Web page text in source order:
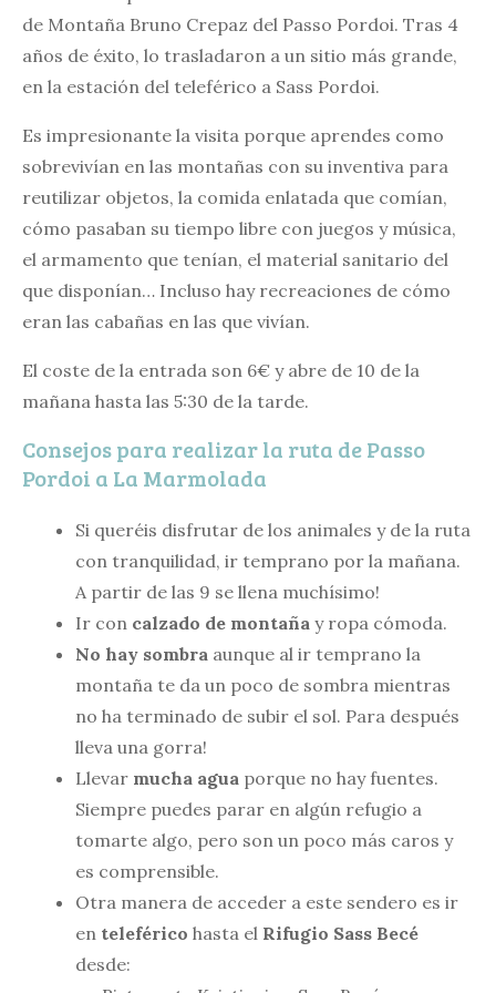
de Montaña Bruno Crepaz del Passo Pordoi. Tras 4
años de éxito, lo trasladaron a un sitio más grande,
en la estación del teleférico a Sass Pordoi.
Es impresionante la visita porque aprendes como
sobrevivían en las montañas con su inventiva para
reutilizar objetos, la comida enlatada que comían,
cómo pasaban su tiempo libre con juegos y música,
el armamento que tenían, el material sanitario del
que disponían… Incluso hay recreaciones de cómo
eran las cabañas en las que vivían.
El coste de la entrada son 6€ y abre de 10 de la
mañana hasta las 5:30 de la tarde.
Consejos para realizar la ruta de Passo
Pordoi a La Marmolada
Si queréis disfrutar de los animales y de la ruta
con tranquilidad, ir temprano por la mañana.
A partir de las 9 se llena muchísimo!
Ir con calzado de montaña y ropa cómoda.
No hay sombra aunque al ir temprano la
montaña te da un poco de sombra mientras
no ha terminado de subir el sol. Para después
lleva una gorra!
Llevar mucha agua porque no hay fuentes.
Siempre puedes parar en algún refugio a
tomarte algo, pero son un poco más caros y
es comprensible.
Otra manera de acceder a este sendero es ir
en teleférico hasta el Rifugio Sass Becé
desde: